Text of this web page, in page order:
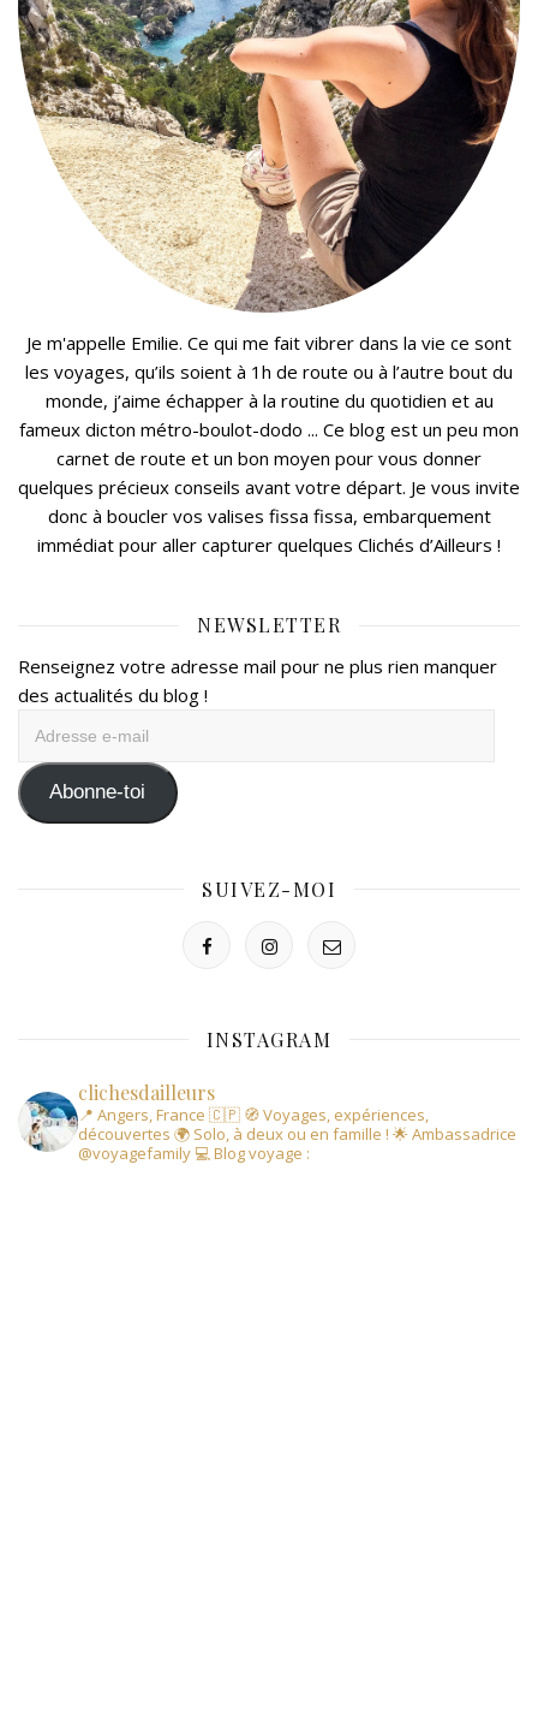
Je m'appelle Emilie. Ce qui me fait vibrer dans la vie ce sont
les voyages, qu’ils soient à 1h de route ou à l’autre bout du
monde, j’aime échapper à la routine du quotidien et au
fameux dicton métro-boulot-dodo ... Ce blog est un peu mon
carnet de route et un bon moyen pour vous donner
quelques précieux conseils avant votre départ. Je vous invite
donc à boucler vos valises fissa fissa, embarquement
immédiat pour aller capturer quelques Clichés d’Ailleurs !
NEWSLETTER
Renseignez votre adresse mail pour ne plus rien manquer
des actualités du blog !
mail Abonne-toi
SUIVEZ-MOI
INSTAGRAM
clichesdailleurs
📍 Angers, France 🇨🇵 🧭 Voyages, expériences,
découvertes 🌍 Solo, à deux ou en famille ! 🌟 Ambassadrice
@voyagefamily 💻 Blog voyage :